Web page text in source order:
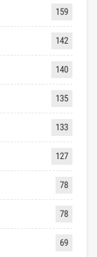
159
142
140
135
133
127
78
78
69